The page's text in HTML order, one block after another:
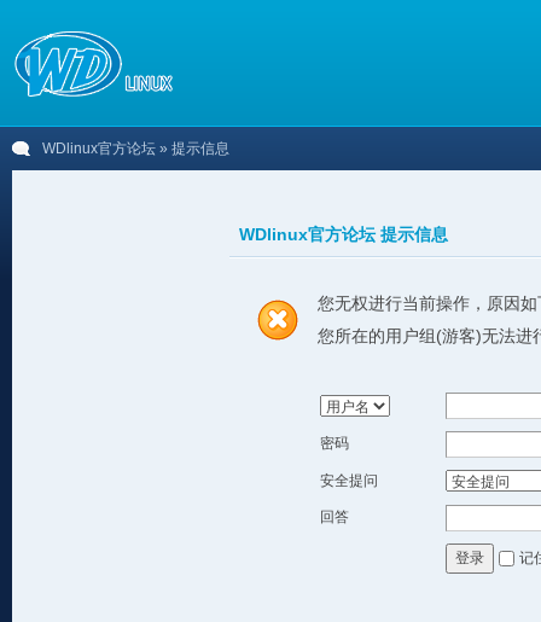
WDlinux官方论坛 » 提示信息
WDlinux官方论坛 提示信息
您无权进行当前操作，原因如
您所在的用户组(游客)无法进
密码
安全提问
回答
登录 记